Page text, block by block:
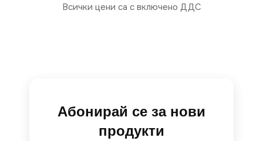
Всички цени са с включено ДДС
Абонирай се за нови
продукти